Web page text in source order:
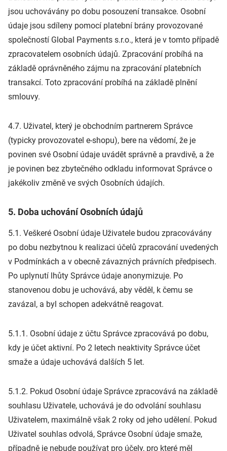
jsou uchovávány po dobu posouzení transakce. Osobní
údaje jsou sdíleny pomocí platební brány provozované
společností Global Payments s.r.o., která je v tomto případě
zpracovatelem osobních údajů. Zpracování probíhá na
základě oprávněného zájmu na zpracování platebních
transakcí. Toto zpracování probíhá na základě plnění
smlouvy.
4.7. Uživatel, který je obchodním partnerem Správce
(typicky provozovatel e-shopu), bere na vědomí, že je
povinen své Osobní údaje uvádět správně a pravdivě, a že
je povinen bez zbytečného odkladu informovat Správce o
jakékoliv změně ve svých Osobních údajích.
5. Doba uchování Osobních údajů
5.1. Veškeré Osobní údaje Uživatele budou zpracovávány
po dobu nezbytnou k realizaci účelů zpracování uvedených
v Podmínkách a v obecně závazných právních předpisech.
Po uplynutí lhůty Správce údaje anonymizuje. Po
stanovenou dobu je uchovává, aby věděl, k čemu se
zavázal, a byl schopen adekvátně reagovat.
5.1.1. Osobní údaje z účtu Správce zpracovává po dobu,
kdy je účet aktivní. Po 2 letech neaktivity Správce účet
smaže a údaje uchovává dalších 5 let.
5.1.2. Pokud Osobní údaje Správce zpracovává na základě
souhlasu Uživatele, uchovává je do odvolání souhlasu
Uživatelem, maximálně však 2 roky od jeho udělení. Pokud
Uživatel souhlas odvolá, Správce Osobní údaje smaže,
případně je nebude používat pro účely, pro které měl